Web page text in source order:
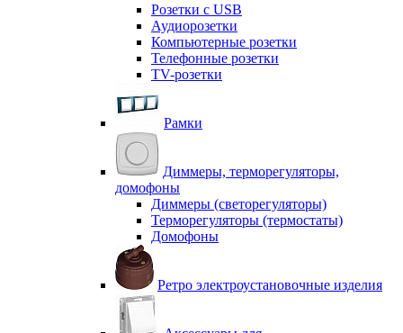
Розетки с USB
Аудиорозетки
Компьютерные розетки
Телефонные розетки
TV-розетки
Рамки
Диммеры, терморегуляторы,
домофоны
Диммеры (светорегуляторы)
Терморегуляторы (термостаты)
Домофоны
Ретро электроустановочные изделия